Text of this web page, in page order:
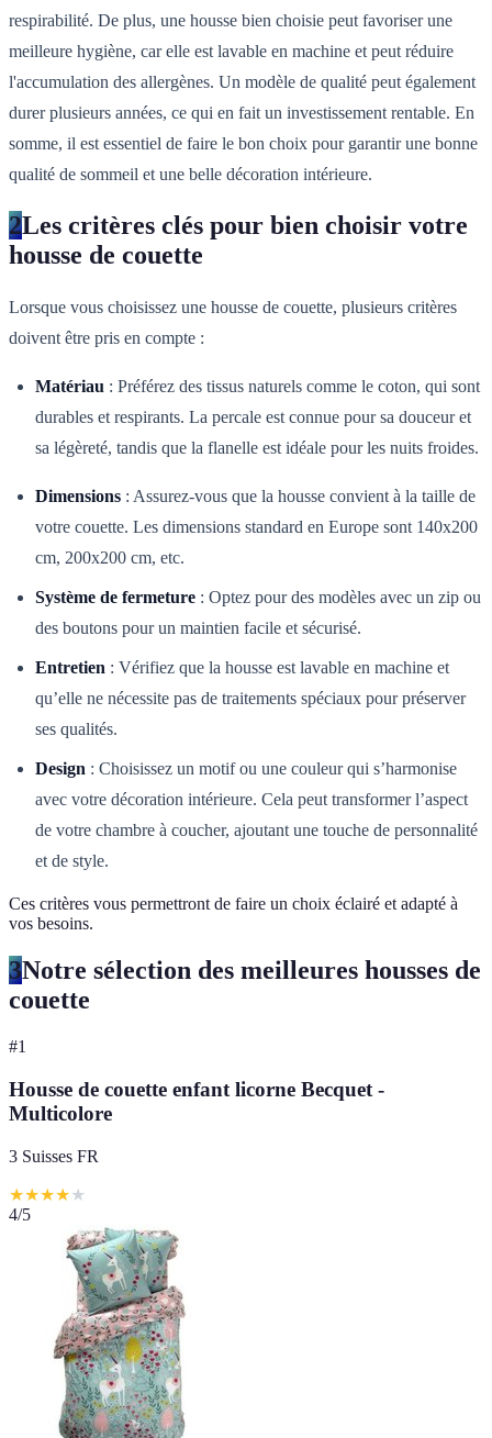
respirabilité. De plus, une housse bien choisie peut favoriser une
meilleure hygiène, car elle est lavable en machine et peut réduire
l'accumulation des allergènes. Un modèle de qualité peut également
durer plusieurs années, ce qui en fait un investissement rentable. En
somme, il est essentiel de faire le bon choix pour garantir une bonne
qualité de sommeil et une belle décoration intérieure.
2Les critères clés pour bien choisir votre
housse de couette
Lorsque vous choisissez une housse de couette, plusieurs critères
doivent être pris en compte :
Matériau : Préférez des tissus naturels comme le coton, qui sont
durables et respirants. La percale est connue pour sa douceur et
sa légèreté, tandis que la flanelle est idéale pour les nuits froides.
Dimensions : Assurez-vous que la housse convient à la taille de
votre couette. Les dimensions standard en Europe sont 140x200
cm, 200x200 cm, etc.
Système de fermeture : Optez pour des modèles avec un zip ou
des boutons pour un maintien facile et sécurisé.
Entretien : Vérifiez que la housse est lavable en machine et
qu’elle ne nécessite pas de traitements spéciaux pour préserver
ses qualités.
Design : Choisissez un motif ou une couleur qui s’harmonise
avec votre décoration intérieure. Cela peut transformer l’aspect
de votre chambre à coucher, ajoutant une touche de personnalité
et de style.
Ces critères vous permettront de faire un choix éclairé et adapté à
vos besoins.
3Notre sélection des meilleures housses de
couette
#1
Housse de couette enfant licorne Becquet -
Multicolore
3 Suisses FR
★★★★★
4/5